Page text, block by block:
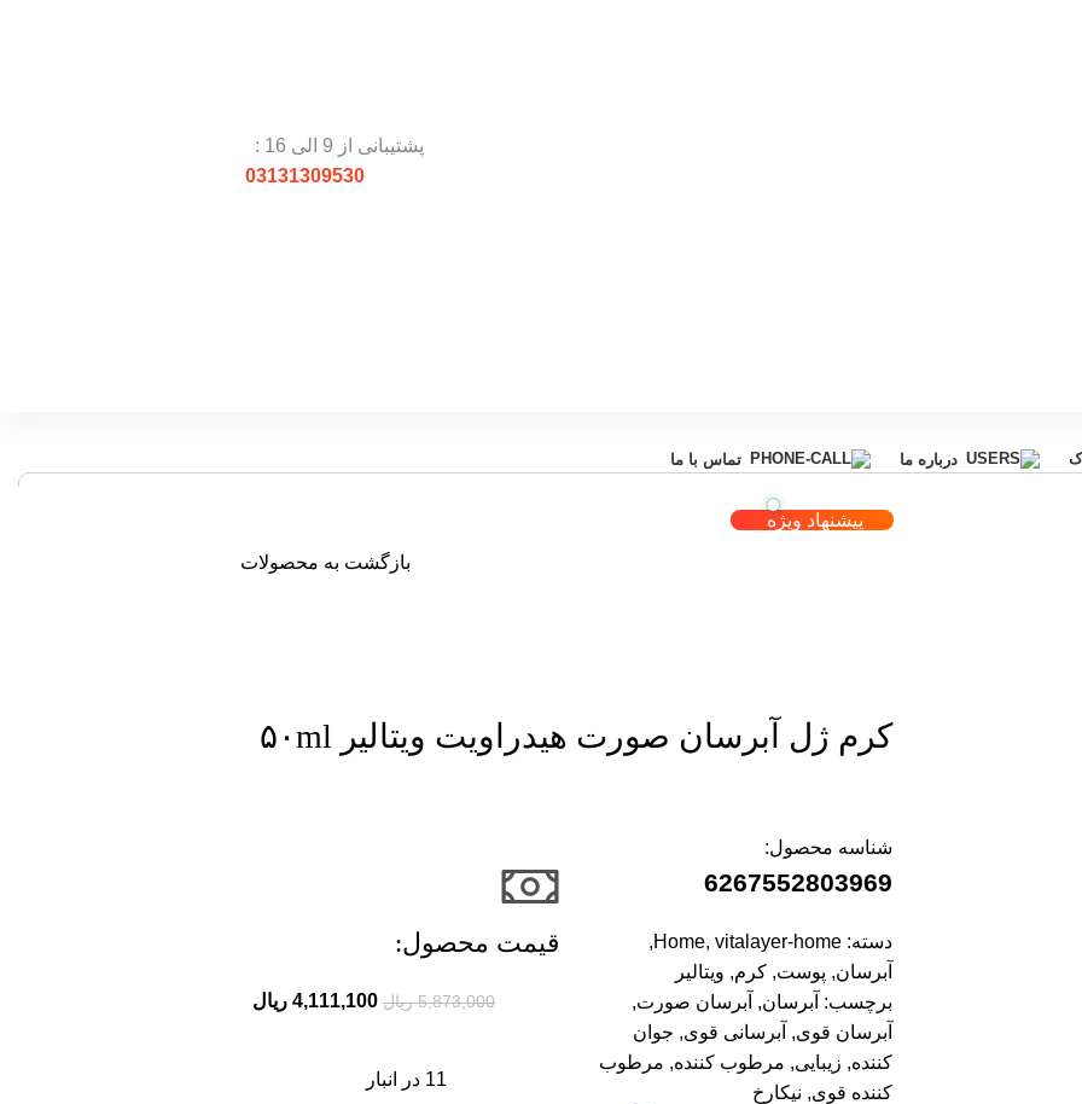
پشتیبانی از 9 الی 16 :
03131309530
درباره ما تماس با ما
پیشنهاد ویژه
بازگشت به محصولات
کرم ژل آبرسان صورت هیدراویت ویتالیر ۵۰ml
شناسه محصول:
6267552803969
دسته: Home, vitalayer-home
,
آبرسان, پوست, کرم, ویتالیر
برچسب: آبرسان, آبرسان صورت,
آبرسان قوی, آبرسانی قوی, جوان
کننده, زیبایی, مرطوب کننده, مرطوب
کننده قوی, نیکارخ
قیمت محصول:​
5,873,000 ریال 4,111,100 ریال
11 در انبار